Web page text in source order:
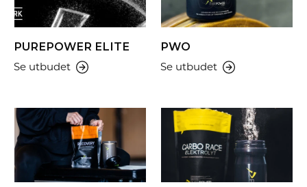
PUREPOWER ELITE
Se utbudet
PWO
Se utbudet